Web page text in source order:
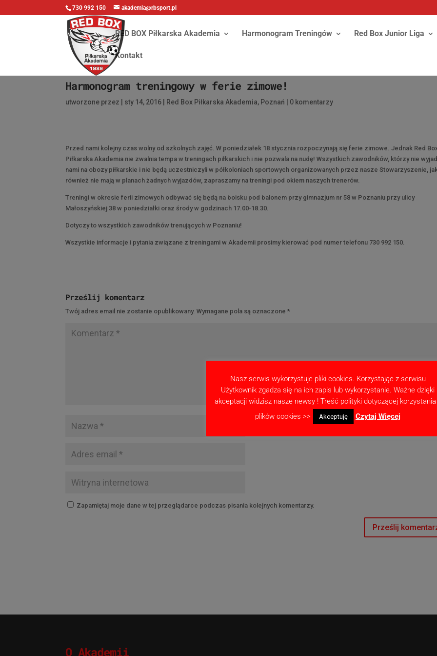
730 992 150 akademia@rbsport.pl
RED BOX Piłkarska Akademia Harmonogram Treningów Red Box Junior Liga
Kontakt
Harmonogram treningowy w ferie zimowe!
utworzone przez sty 14, 2016 Red Box Piłkarska Akademia, Poznań 0 komentarzy
Przed nami kolejny czas wolny od szkolnych zajęć. W poniedziałek 18 stycznia rozpoczynają się ferie zimowe. Jednak Red
Piłkarska Akademia nie zwalnia tempa w treningach piłkarskich i nie pozwala na nudę! Wszystkich zawodników, którzy nie
nami na obozy piłkarskie i nie będą uczestniczyli w półkoloniach sportowych organizowanych przez nasze Stowarzyszenie,
również nie mają w planach żadnych wyjazdów, zapraszamy na treningi pod okiem naszych trenerów.
Treningi w okresie ferii zimowych odbywać się będą na boisku pod balonem przy gimnazjum nr 58 w Poznaniu przy ulicy
Małoszyńskiej 38 w poniedziałki oraz środy w godzinach 17.00-18.30.
Dotyczy to wszystkich zawodników trenujących w Poznaniu!
Wszystkie informacje i pytania związane z treningami w Akademii prosimy kierować pod numer telefonu 730 992 150.
Prześlij komentarz
Twój adres email nie zostanie opublikowany. Wymagane pola są oznaczone*
Zapamiętaj moje dane w tej przeglądarce podczas pisania kolejnych komentarzy.
O Akademii
Nasz serwis wykorzystuje pliki cookies. Korzystając z serwisu
Użytkownik zgadza się na ich zapis lub wykorzystanie. Ważne dzięki
akceptacji widzisz nasze newsy ! Treść polityki dotyczącej
plików cookies >>
Akceptuję Czytaj Więcej